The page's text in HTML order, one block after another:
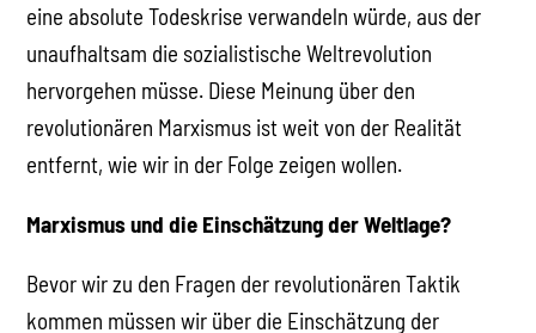
eine absolute Todeskrise verwandeln würde, aus der
unaufhaltsam die sozialistische Weltrevolution
hervorgehen müsse. Diese Meinung über den
revolutionären Marxismus ist weit von der Realität
entfernt, wie wir in der Folge zeigen wollen.
Marxismus und die Einschätzung der Weltlage?
Bevor wir zu den Fragen der revolutionären Taktik
kommen müssen wir über die Einschätzung der